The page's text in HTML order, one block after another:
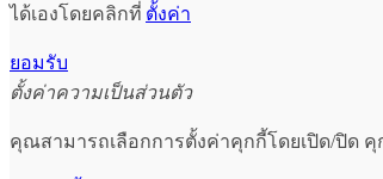
ได้เองโดยคลิกที่ ตั้งค่า
ยอมรับ
ตั้งค่าความเป็นส่วนตัว
คุณสามารถเลือกการตั้งค่าคุกกี้โดยเปิด/ปิด